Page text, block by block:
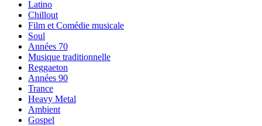
Latino
Chillout
Film et Comédie musicale
Soul
Années 70
Musique traditionnelle
Reggaeton
Années 90
Trance
Heavy Metal
Ambient
Gospel